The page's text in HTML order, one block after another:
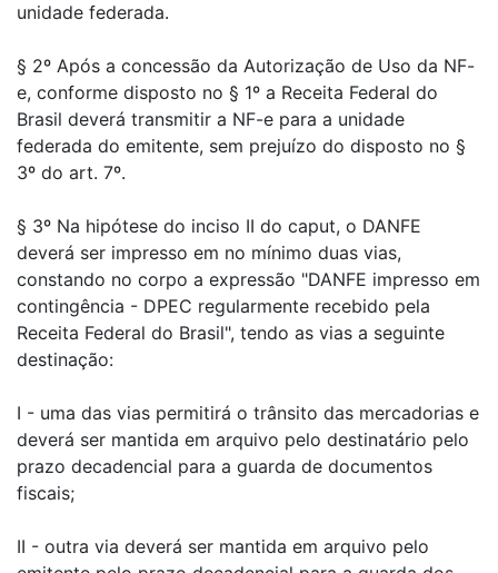
unidade federada.
§ 2º Após a concessão da Autorização de Uso da NF-
e, conforme disposto no § 1º a Receita Federal do
Brasil deverá transmitir a NF-e para a unidade
federada do emitente, sem prejuízo do disposto no §
3º do art. 7º.
§ 3º Na hipótese do inciso II do caput, o DANFE
deverá ser impresso em no mínimo duas vias,
constando no corpo a expressão "DANFE impresso em
contingência - DPEC regularmente recebido pela
Receita Federal do Brasil", tendo as vias a seguinte
destinação:
I - uma das vias permitirá o trânsito das mercadorias e
deverá ser mantida em arquivo pelo destinatário pelo
prazo decadencial para a guarda de documentos
fiscais;
II - outra via deverá ser mantida em arquivo pelo